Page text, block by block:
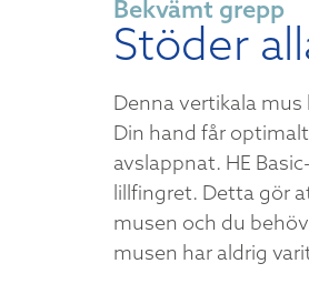
Bekvämt grepp
Stöder
Denna vertikala
Din hand får
avslappnat. HE
lillfingret. Detta gör
musen och du
musen har aldrig